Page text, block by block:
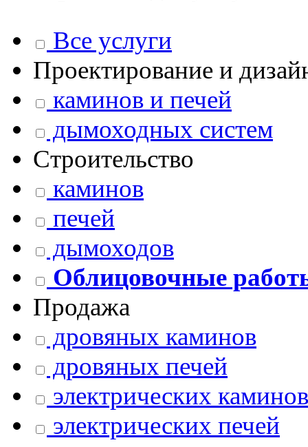
Все услуги
Проектирование и
каминов и печей
дымоходных систем
Строительство
каминов
печей
дымоходов
Облицовочные
Продажа
дровяных каминов
дровяных печей
электрических каминов
электрических печей